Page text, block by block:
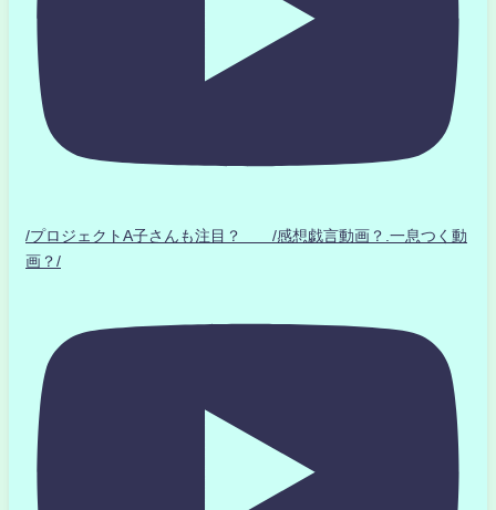
/プロジェクトA子さんも注目？ /感想戯言動画？.一息つく動
画？/